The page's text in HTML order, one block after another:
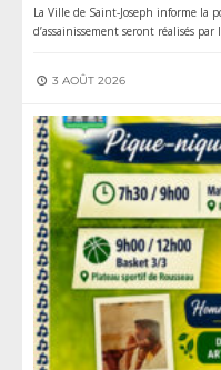
La Ville de Saint‑Joseph informe la
d’assainissement seront réalisés par
3 AOÛT 2026